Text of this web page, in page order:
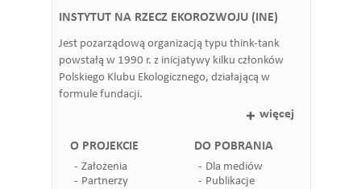
INSTYTUT NA RZECZ EKOROZWOJU (INE)
Jest pozarządową organizacją typu think-tank
powstałą w 1990 r. z inicjatywy kilku członków
Polskiego Klubu Ekologicznego, działającą w
formule fundacji.
więcej
O PROJEKCIE
Założenia
Partnerzy
DO POBRANIA
Dla mediów
Publikacje